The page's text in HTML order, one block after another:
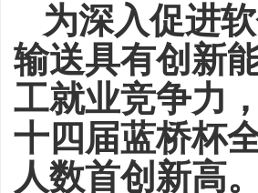
为深入促进
输送具有创新
工就业竞争力
十 四 届蓝桥杯
人数首创新高